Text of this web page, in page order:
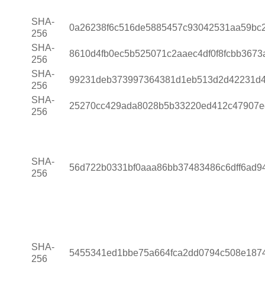
SHA-
256
SHA-
256
SHA-
256
SHA-
256
SHA-
256
SHA-
256